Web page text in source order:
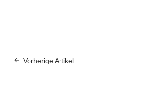
Vorherige Artikel